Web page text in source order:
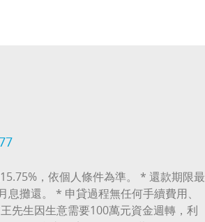
，依個人條件為準。 * 還款期限最
攤還。 * 申貸過程無任何手續費用、
先生因生意需要100萬元資金週轉，利